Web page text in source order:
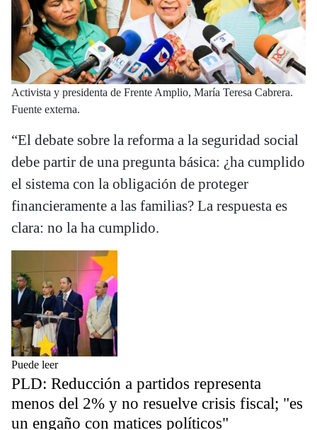
Activista y presidenta de Frente Amplio, María Teresa Cabrera.
Fuente externa.
“El debate sobre la reforma a la seguridad social
debe partir de una pregunta básica: ¿ha cumplido
el sistema con la obligación de proteger
financieramente a las familias? La respuesta es
clara: no la ha cumplido.
Puede leer
PLD: Reducción a partidos representa
menos del 2% y no resuelve crisis fiscal; "es
un engaño con matices políticos"